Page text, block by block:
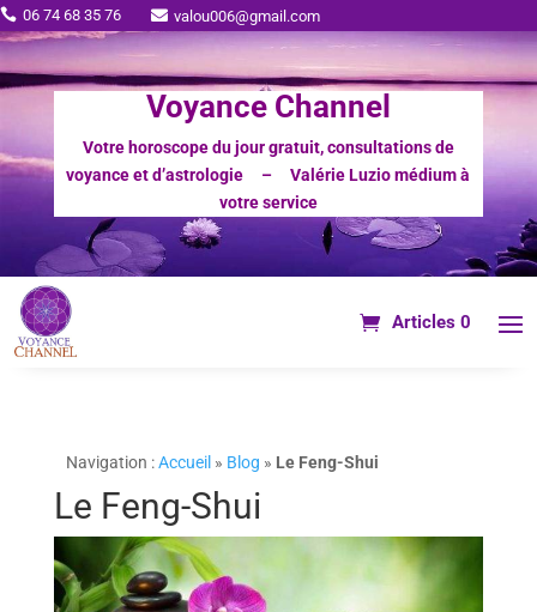
 06 74 68 35 76  valou006@gmail.com
Voyance Channel
Votre horoscope du jour gratuit, consultations de
voyance et d’astrologie – Valérie Luzio médium à
votre service
Articles 0
Navigation :Accueil » Blog » Le Feng-Shui
Le Feng-Shui